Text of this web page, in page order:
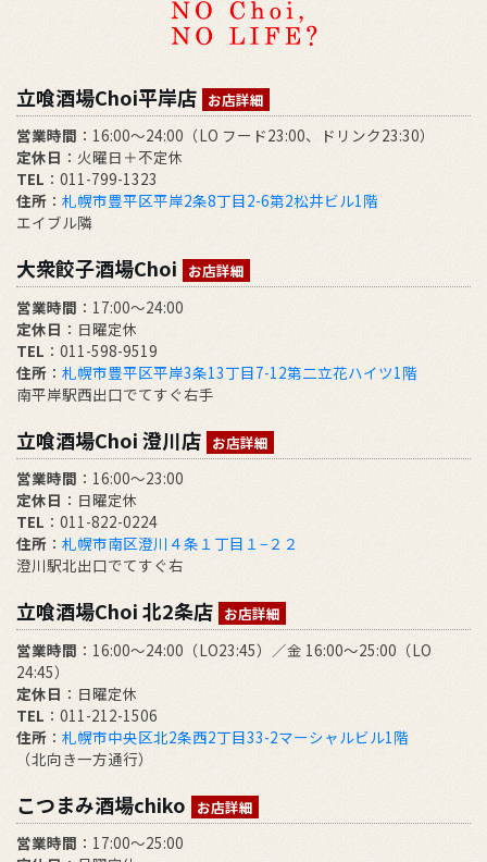
立喰酒場Choi平岸店 お店詳細
営業時間 ：16:00～24:00（LO フード23:00、ドリンク23:30）
定休日 ：火曜日＋不定休
TEL ：011-799-1323
住所 ： 札幌市豊平区平岸2条8丁目2-6第2松井ビル1階
エイブル隣
大衆餃子酒場Choi お店詳細
営業時間 ：17:00～24:00
定休日 ：日曜定休
TEL ：011-598-9519
住所 ： 札幌市豊平区平岸3条13丁目7-12第二立花ハイツ1階
南平岸駅西出口でてすぐ右手
立喰酒場Choi 澄川店 お店詳細
営業時間 ：16:00～23:00
定休日 ：日曜定休
TEL ：011-822-0224
住所 ： 札幌市南区澄川４条１丁目１−２２
澄川駅北出口でてすぐ右
立喰酒場Choi 北2条店 お店詳細
営業時間 ：16:00～24:00（LO23:45）／金 16:00～25:00（LO
24:45）
定休日 ：日曜定休
TEL ：011-212-1506
住所 ： 札幌市中央区北2条西2丁目33-2マーシャルビル1階
（北向き一方通行）
こつまみ酒場chiko お店詳細
営業時間 ：17:00～25:00